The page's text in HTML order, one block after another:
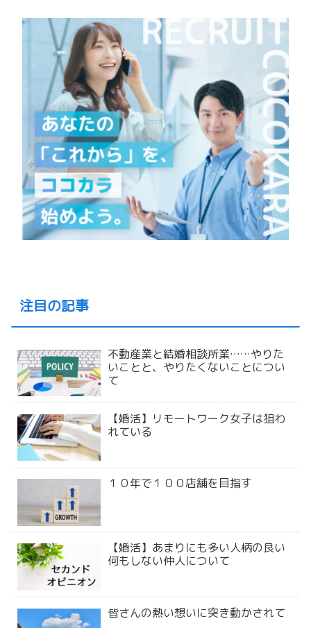
注目の記事
不動産業と結婚相談所業……やりた
いことと、やりたくないことについ
て
【婚活】リモートワーク女子は狙わ
れている
１０年で１００店舗を目指す
【婚活】あまりにも多い人柄の良い
何もしない仲人について
皆さんの熱い想いに突き動かされて